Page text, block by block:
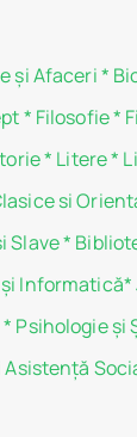
şi Afaceri*
* Filosofie*
* Litere*
si
Slave*
Informatică*
* Psihologie şi
Asistenţă